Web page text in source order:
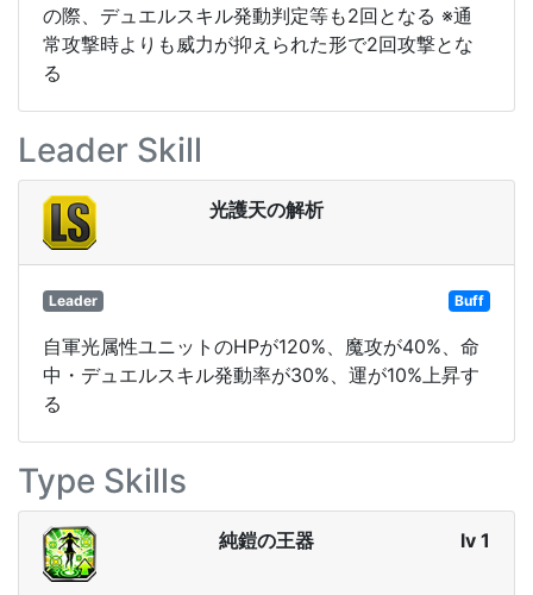
の際、デュエルスキル発動判定等も2回となる ※通
常攻撃時よりも威力が抑えられた形で2回攻撃とな
る
Leader Skill
光護天の解析
Leader Buff
自軍光属性ユニットのHPが120%、魔攻が40%、命
中・デュエルスキル発動率が30%、運が10%上昇す
る
Type Skills
純鎧の王器 lv 1